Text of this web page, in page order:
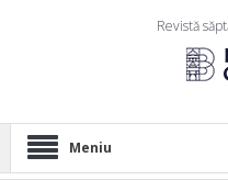
Revistă
Meniu